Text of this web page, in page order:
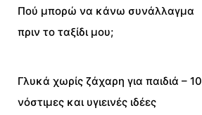
Πού μπορώ να κάνω συνάλλαγμα
πριν το ταξίδι μου;
Γλυκά χωρίς ζάχαρη για παιδιά – 10
νόστιμες και υγιεινές ιδέες